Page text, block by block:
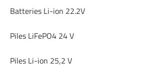
Batteries Li-ion 22.2V
Piles LiFePO4 24 V
Piles Li-ion 25,2 V